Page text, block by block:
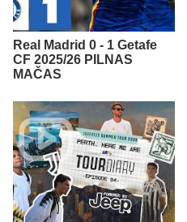
Real Madrid 0 - 1 Getafe
CF 2025/26 PILNAS
MAČAS